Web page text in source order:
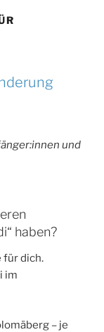
und
haben?
für dich.
im
– je